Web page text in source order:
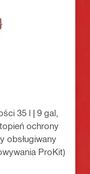
35 l | 9 gal,
ochrony
obsługiwany
ProKit)